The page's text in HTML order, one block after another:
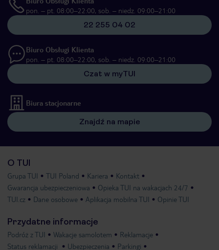
pon. – pt. 08:00–22:00, sob. – niedz. 09:00–21:00
22 255 04 02
Biuro Obsługi Klienta
pon. – pt. 08:00–22:00, sob. – niedz. 09:00–21:00
Czat w myTUI
Biura stacjonarne
Znajdź na mapie
O TUI
Grupa TUI TUI Poland Kariera
Kontakt
Gwarancja ubezpieczeniowa
Opieka TUI na wakacjach 24/7
TUI.cz
Dane osobowe Aplikacja mobilna TUI Opinie TUI
Przydatne informacje
Podróż z TUI Wakacje samolotem
Reklamacje
Status reklamacji
Ubezpieczenia Parkingi